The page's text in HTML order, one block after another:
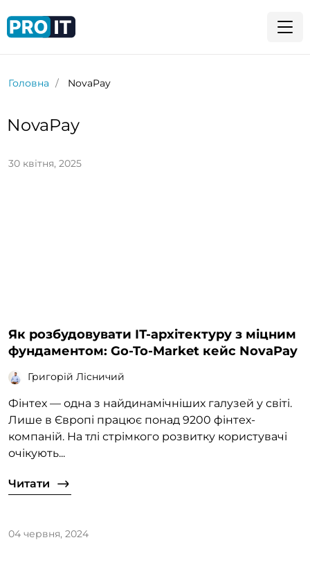
Головна NovaPay
NovaPay
30 квітня, 2025
Як розбудовувати ІТ-архітектуру з міцним
фундаментом: Go-To-Market кейс NovaPay
Григорій Лісничий
Фінтех — одна з найдинамічніших галузей у світі.
Лише в Європі працює понад 9200 фінтех-
компаній. На тлі стрімкого розвитку користувачі
очікують...
Читати
04 червня, 2024